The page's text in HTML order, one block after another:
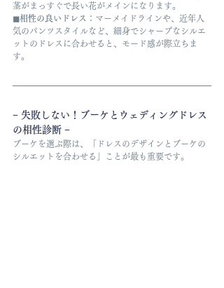
茎がまっすぐで長い花がメインになります。
◼︎相性の良いドレス ：マーメイドラインや、近年人
気のパンツスタイルなど、細身でシャープなシルエ
ットのドレスに合わせると、モード感が際立ちま
す。
− 失敗しない！ブーケとウェディングドレス
の相性診断 −
ブーケを選ぶ際は、「ドレスのデザインとブーケの
シルエットを合わせる」ことが最も重要です。